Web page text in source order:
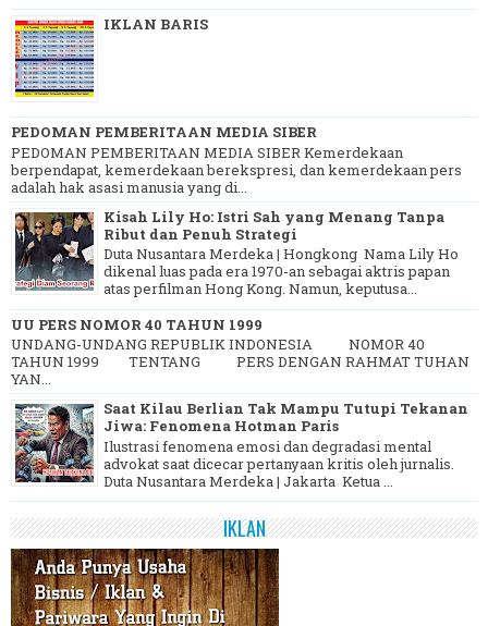
IKLAN BARIS
PEDOMAN PEMBERITAAN MEDIA SIBER
PEDOMAN PEMBERITAAN MEDIA SIBER Kemerdekaan
berpendapat, kemerdekaan berekspresi, dan kemerdekaan pers
adalah hak asasi manusia yang di...
Kisah Lily Ho: Istri Sah yang Menang Tanpa
Ribut dan Penuh Strategi
Duta Nusantara Merdeka | Hongkong Nama Lily Ho
dikenal luas pada era 1970-an sebagai aktris papan
atas perfilman Hong Kong. Namun, keputusa...
UU PERS NOMOR 40 TAHUN 1999
UNDANG-UNDANG REPUBLIK INDONESIA NOMOR 40
TAHUN 1999 TENTANG PERS DENGAN RAHMAT TUHAN
YAN...
Saat Kilau Berlian Tak Mampu Tutupi Tekanan
Jiwa: Fenomena Hotman Paris
Ilustrasi fenomena emosi dan degradasi mental
advokat saat dicecar pertanyaan kritis oleh jurnalis.
Duta Nusantara Merdeka | Jakarta Ketua ...
IKLAN